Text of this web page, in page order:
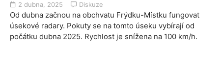
2 dubna, 2025 Diskuze
Od dubna začnou na obchvatu Frýdku-Místku fungovat
úsekové radary. Pokuty se na tomto úseku vybírají od
počátku dubna 2025. Rychlost je snížena na 100 km/h.